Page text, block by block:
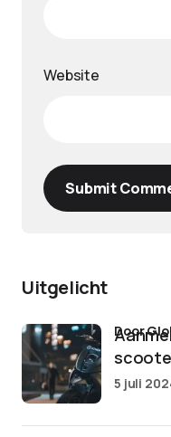
Website
Submit
Uitgelicht
door
5 juli